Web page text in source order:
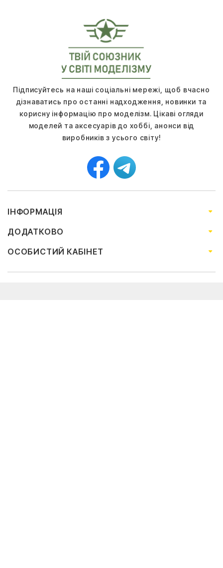
Підписуйтесь на наші соціальні мережі, щоб вчасно
дізнаватись про останні надходження, новинки та
корисну інформацію про моделізм. Цікаві огляди
моделей та аксесуарів до хоббі, анонси від
виробників з усього світу!
ІНФОРМАЦІЯ
ДОДАТКОВО
ОСОБИСТИЙ КАБІНЕТ